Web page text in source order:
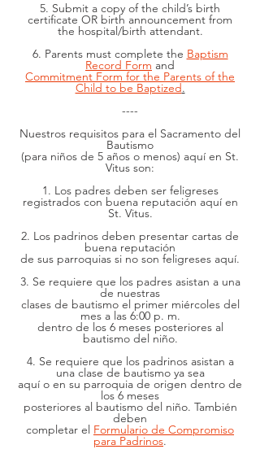
5. Submit a copy of the child’s birth
certificate OR birth announcement from
the hospital/birth attendant.
6. Parents must complete the Baptism
Record Form and
Commitment Form for the Parents of the
Child to be Baptized.
----
Nuestros requisitos para el Sacramento del
Bautismo
(para niños de 5 años o menos) aquí en St.
Vitus son:
1. Los padres deben ser feligreses
registrados con buena reputación aquí en
St. Vitus.
2. Los padrinos deben presentar cartas de
buena reputación
de sus parroquias si no son feligreses aquí.
3. Se requiere que los padres asistan a una
de nuestras
clases de bautismo el primer miércoles del
mes a las 6:00 p. m.
dentro de los 6 meses posteriores al
bautismo del niño.
4. Se requiere que los padrinos asistan a
una clase de bautismo ya sea
aquí o en su parroquia de origen dentro de
los 6 meses
posteriores al bautismo del niño. También
deben
completar el Formulario de Compromiso
para Padrinos.